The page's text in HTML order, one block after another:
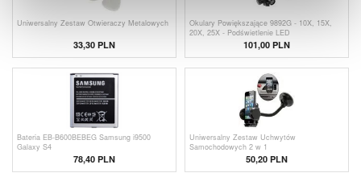
Uniwersalny Zestaw Otwieraczy Metalowych
33,30 PLN
Okulary Powiększające 9892G - 10X, 15X,
20X, 25X - Podświetlenie LED
101,00 PLN
Bateria EB-B600BEBEG Samsung i9500
Galaxy S4
78,40 PLN
Uniwersalny Zestaw Uchwytów
Samochodowych 2 w 1
50,20 PLN